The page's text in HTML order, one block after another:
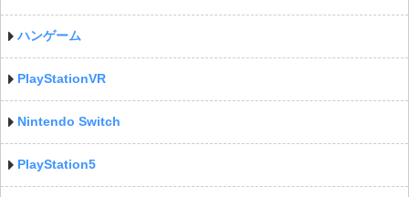
ハンゲーム
PlayStationVR
Nintendo Switch
PlayStation5